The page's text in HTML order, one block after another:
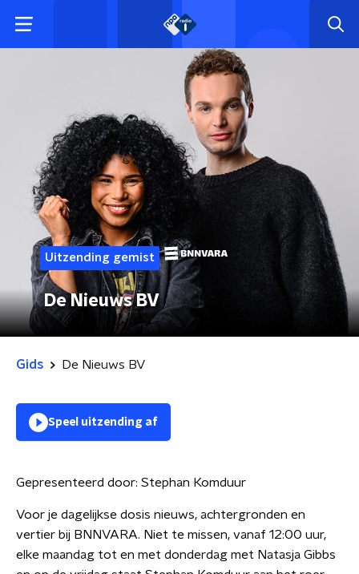
Uitzending gemist
De Nieuws BV
Gids De Nieuws BV
Speel uitzending af
Gepresenteerd door: Stephan Komduur
Voor je dagelijkse dosis nieuws, achtergronden en
vertier bij BNNVARA. Niet te missen, vanaf 12:00 uur,
elke maandag tot en met donderdag met Natasja Gibbs